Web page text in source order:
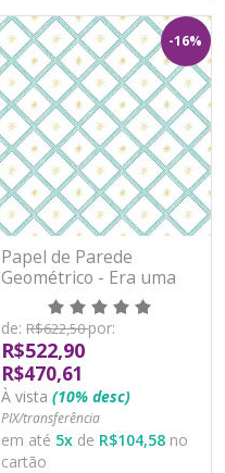
-16%
Papel de Parede
Geométrico - Era uma
Vez - 89662 - Vinílico
de: R$622,50por:
R$522,90
R$470,61
À vista (10% desc)
PIX/transferência
em até 5x de R$104,58 no
cartão